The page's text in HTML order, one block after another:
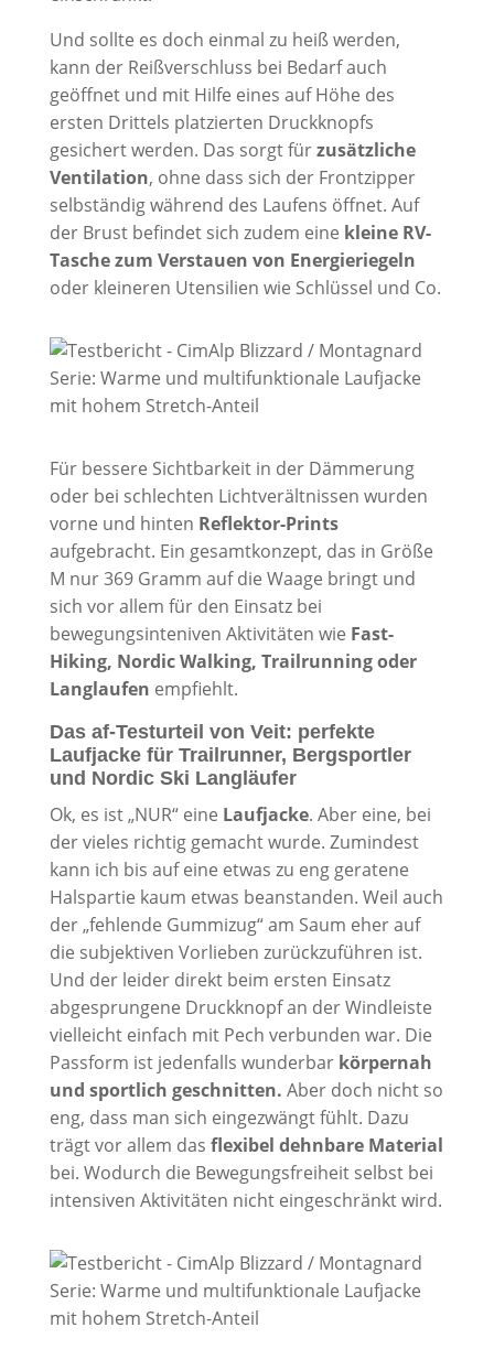
Und sollte es doch einmal zu heiß werden,
kann der Reißverschluss bei Bedarf auch
geöffnet und mit Hilfe eines auf Höhe des
ersten Drittels platzierten Druckknopfs
gesichert werden. Das sorgt fürzusätzliche
Ventilation, ohne dass sich der Frontzipper
selbständig während des Laufens öffnet. Auf
der Brust befindet sich zudem eine kleine RV-
Tasche zum Verstauen von Energieriegeln
oder kleineren Utensilien wie Schlüssel und Co.
Für bessere Sichtbarkeit in der Dämmerung
oder bei schlechten Lichtverältnissen wurden
vorne und hinten Reflektor-Prints
aufgebracht. Ein gesamtkonzept, das in Größe
M nur 369 Gramm auf die Waage bringt und
sich vor allem für den Einsatz bei
bewegungsinteniven Aktivitäten wie Fast-
Hiking, Nordic Walking, Trailrunning oder
Langlaufen empfiehlt.
Das af-Testurteil von Veit: perfekte
Laufjacke für Trailrunner, Bergsportler
und Nordic Ski Langläufer
Ok, es ist „NUR“ eine Laufjacke. Aber eine, bei
der vieles richtig gemacht wurde. Zumindest
kann ich bis auf eine etwas zu eng geratene
Halspartie kaum etwas beanstanden. Weil auch
der „fehlende Gummizug“ am Saum eher auf
die subjektiven Vorlieben zurückzuführen ist.
Und der leider direkt beim ersten Einsatz
abgesprungene Druckknopf an der Windleiste
vielleicht einfach mit Pech verbunden war. Die
Passform ist jedenfalls wunderbar körpernah
und sportlich geschnitten. Aber doch nicht so
eng, dass man sich eingezwängt fühlt. Dazu
trägt vor allem das flexibel dehnbare Material
bei. Wodurch die Bewegungsfreiheit selbst bei
intensiven Aktivitäten nicht eingeschränkt wird.